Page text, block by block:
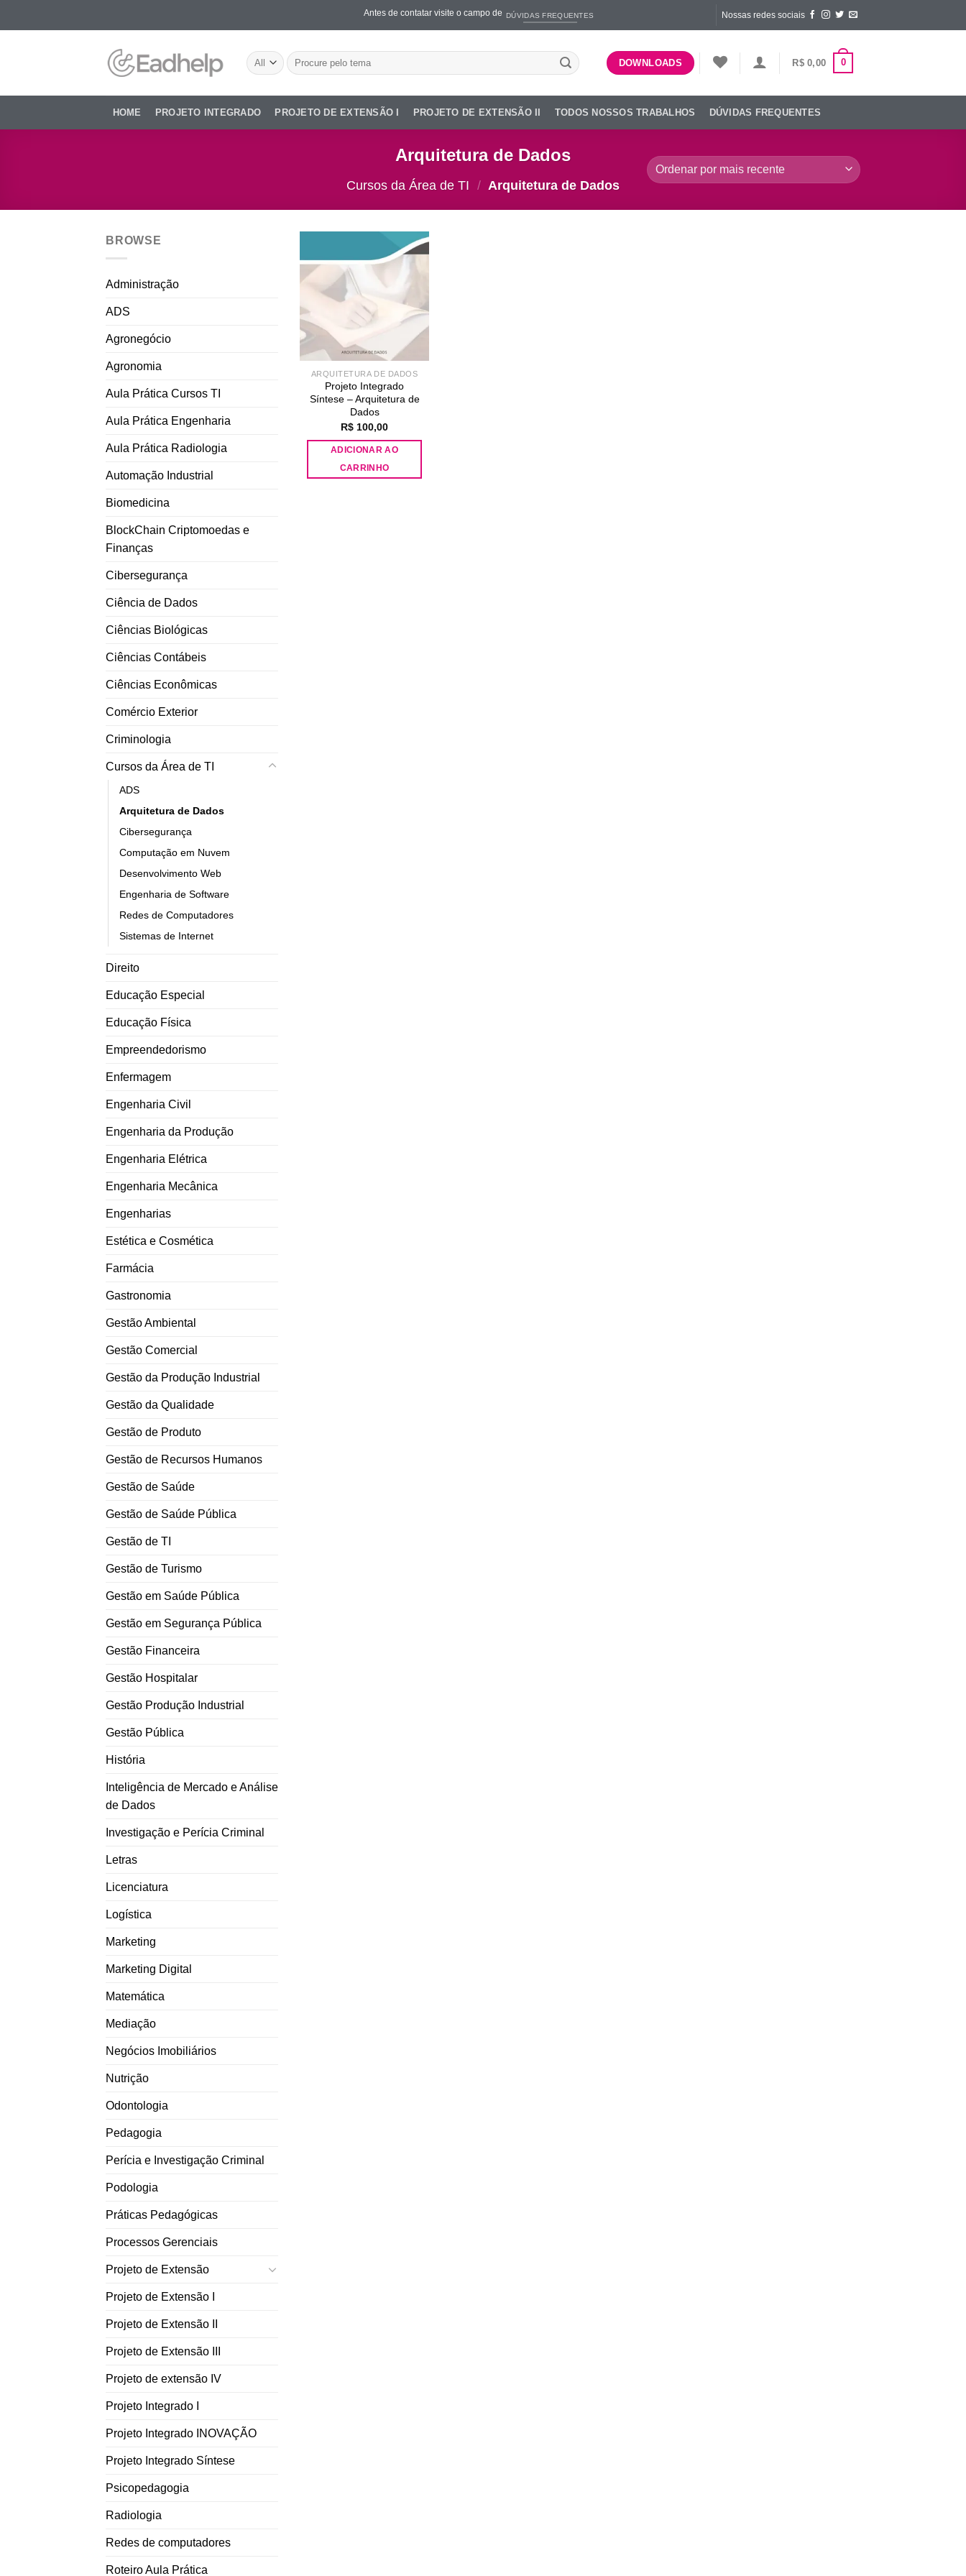
Antes de contatar visite o campo de DÚVIDAS FREQUENTES Nossas redes sociais
Pesquisar
por:
DOWNLOADS R$0,00 0
HOME PROJETO INTEGRADO PROJETO DE EXTENSÃO I PROJETO DE EXTENSÃO II TODOS NOSSOS TRABALHOS DÚVIDAS FREQUENTES
Arquitetura de Dados
Cursos da Área de TI / Arquitetura de Dados
BROWSE
Administração
ADS
Agronegócio
Agronomia
Aula Prática Cursos TI
Aula Prática Engenharia
Aula Prática Radiologia
Automação Industrial
Biomedicina
BlockChain Criptomoedas e
Finanças
Cibersegurança
Ciência de Dados
Ciências Biológicas
Ciências Contábeis
Ciências Econômicas
Comércio Exterior
Criminologia
Cursos da Área de TI
ADS
Arquitetura de Dados
Cibersegurança
Computação em Nuvem
Desenvolvimento Web
Engenharia de Software
Redes de Computadores
Sistemas de Internet
Direito
Educação Especial
Educação Física
Empreendedorismo
Enfermagem
Engenharia Civil
Engenharia da Produção
Engenharia Elétrica
Engenharia Mecânica
Engenharias
Estética e Cosmética
Farmácia
Gastronomia
Gestão Ambiental
Gestão Comercial
Gestão da Produção Industrial
Gestão da Qualidade
Gestão de Produto
Gestão de Recursos Humanos
Gestão de Saúde
Gestão de Saúde Pública
Gestão de TI
Gestão de Turismo
Gestão em Saúde Pública
Gestão em Segurança Pública
Gestão Financeira
Gestão Hospitalar
Gestão Produção Industrial
Gestão Pública
História
Inteligência de Mercado e Análise
de Dados
Investigação e Perícia Criminal
Letras
Licenciatura
Logística
Marketing
Marketing Digital
Matemática
Mediação
Negócios Imobiliários
Nutrição
Odontologia
Pedagogia
Perícia e Investigação Criminal
Podologia
Práticas Pedagógicas
Processos Gerenciais
Projeto de Extensão
Projeto de Extensão I
Projeto de Extensão II
Projeto de Extensão III
Projeto de extensão IV
Projeto Integrado I
Projeto Integrado INOVAÇÃO
Projeto Integrado Síntese
Psicopedagogia
Radiologia
Redes de computadores
Roteiro Aula Prática
wishlist
ARQUITETURA DE DADOS
Projeto Integrado
Síntese – Arquitetura de
Dados
R$ 100,00
ADICIONAR AO
CARRINHO